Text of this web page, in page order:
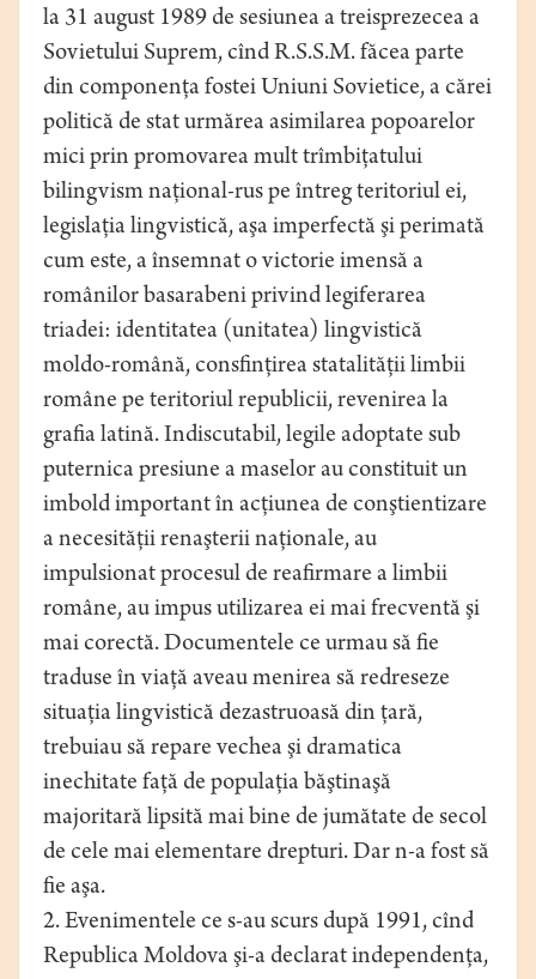
la 31 august 1989 de sesiunea a treisprezecea a
Sovietului Suprem, cînd R.S.S.M. făcea parte
din componenţa fostei Uniuni Sovietice, a cărei
politică de stat urmărea asimilarea popoarelor
mici prin promovarea mult trîmbiţatului
bilingvism naţional-rus pe întreg teritoriul ei,
legislaţia lingvistică, aşa imperfectă şi perimată
cum este, a însemnat o victorie imensă a
românilor basarabeni privind legiferarea
triadei: identitatea (unitatea) lingvistică
moldo-română, consfinţirea statalităţii limbii
române pe teritoriul republicii, revenirea la
grafia latină. Indiscutabil, legile adoptate sub
puternica presiune a maselor au constituit un
imbold important în acţiunea de conştientizare
a necesităţii renaşterii naţionale, au
impulsionat procesul de reafirmare a limbii
române, au impus utilizarea ei mai frecventă şi
mai corectă. Documentele ce urmau să fie
traduse în viaţă aveau menirea să redreseze
situaţia lingvistică dezastruoasă din ţară,
trebuiau să repare vechea şi dramatica
inechitate faţă de populaţia băştinaşă
majoritară lipsită mai bine de jumătate de secol
de cele mai elementare drepturi. Dar n-a fost să
fie aşa.
2. Evenimentele ce s-au scurs după 1991, cînd
Republica Moldova şi-a declarat independenţa,